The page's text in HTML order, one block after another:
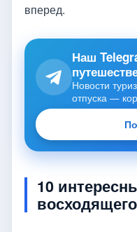
вперед.
Наш
Новости
отпуска —
10